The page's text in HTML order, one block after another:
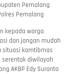
Pemalang
Pemalang
kepada warga
dan jangan mudah
situasi kamtibmas
diwilayah
AKBP Edy Suranta